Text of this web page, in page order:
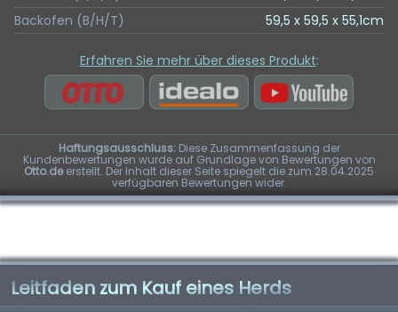
Backofen (B/H/T)
59,5 x 59,5 x 55,1cm
Erfahren Sie mehr über dieses Produkt:
Haftungsausschluss:Diese Zusammenfassung der
Kundenbewertungen wurde auf Grundlage von Bewertungen von
Otto.deerstellt. Der Inhalt dieser Seite spiegelt die zum 28.04.2025
verfügbaren Bewertungen wider.
Leitfaden zum Kauf eines Herds